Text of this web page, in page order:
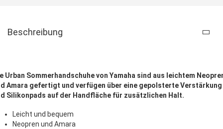
Beschreibung
Urban Sommerhandschuhe von Yamaha sind aus leichtem
Amara gefertigt und verfügen über eine gepolsterte Verstärkung
Silikonpads auf der Handfläche für zusätzlichen Halt.
Leicht und bequem
Neopren und Amara